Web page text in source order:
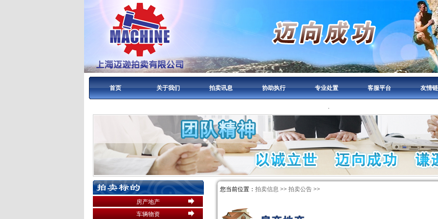
首页 关于我们 拍卖讯息 协助执行 专业处置 客服平台 友情
.
房产地产
车辆物资
您当前位置： 拍卖信息 >> 拍卖公告 >>